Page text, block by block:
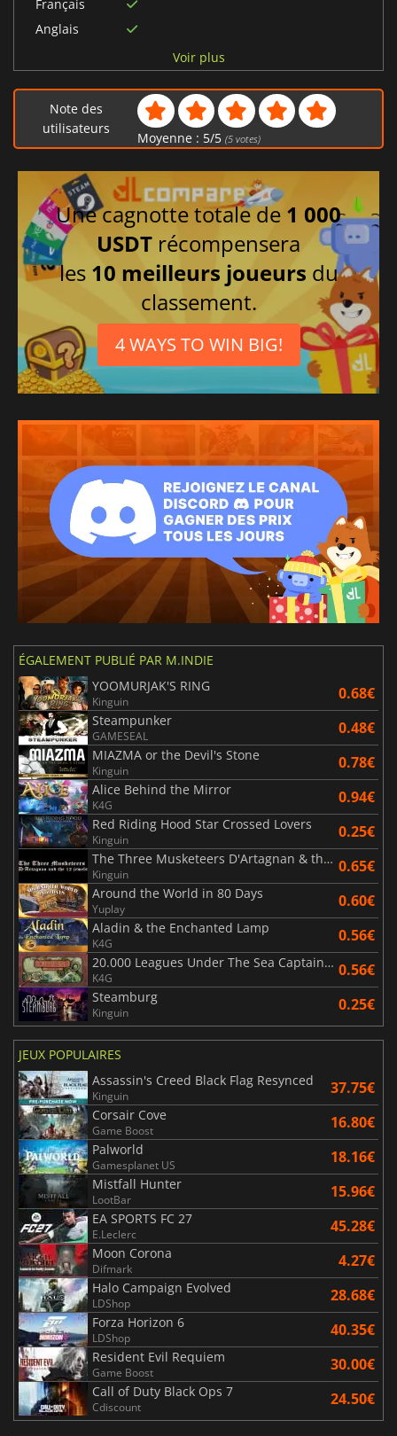
Français
Anglais
Espagnol
Voir plus
Note des
utilisateurs
Moyenne : 5/5 (5votes)
Une cagnotte totale de 1 000
USDT récompensera
les 10 meilleurs joueurs du
classement.
4 WAYS TO WIN BIG!
ÉGALEMENT PUBLIÉ PAR M.INDIE
YOOMURJAK'S RING
Kinguin 0.68€
Steampunker
GAMESEAL 0.48€
MIAZMA or the Devil's Stone
Kinguin 0.78€
Alice Behind the Mirror
K4G 0.94€
Red Riding Hood Star Crossed Lovers
Kinguin 0.25€
The Three Musketeers D'Artagnan & the 12 Jewels
Kinguin 0.65€
Around the World in 80 Days
Yuplay 0.60€
Aladin & the Enchanted Lamp
K4G 0.56€
20.000 Leagues Under The Sea Captain Nemo
K4G 0.56€
Steamburg
Kinguin 0.25€
JEUX POPULAIRES
Assassin's Creed Black Flag Resynced
Kinguin 37.75€
Corsair Cove
Game Boost 16.80€
Palworld
Gamesplanet US 18.16€
Mistfall Hunter
LootBar 15.96€
EA SPORTS FC 27
E.Leclerc 45.28€
Moon Corona
Difmark 4.27€
Halo Campaign Evolved
LDShop 28.68€
Forza Horizon 6
LDShop 40.35€
Resident Evil Requiem
Game Boost 30.00€
Call of Duty Black Ops 7
Cdiscount 24.50€